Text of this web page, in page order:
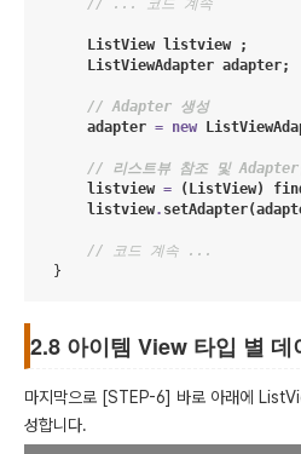
// ... 코드 계속
ListView listview ;
ListViewAdapter adapter;
// Adapter 생성
        adapter
= new
// 리스트뷰 참조 및 Adapter
        listview
= ( ListView)
        listview
.
// 코드 계속 ...
2.8 아이템 View 타입 별 데
마지막으로 [STEP-6] 바로 아래에
성합니다.